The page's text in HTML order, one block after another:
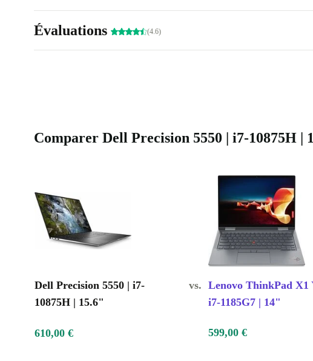
Évaluations (4.6)
Comparer Dell Precision 5550 | i7-10875H |
Dell Precision 5550 | i7-
10875H | 15.6"
vs. Lenovo ThinkPad X1
i7-1185G7 | 14"
610,00 € 599,00 €